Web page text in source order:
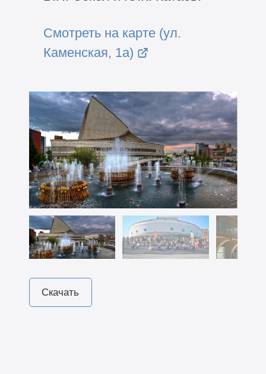
Смотреть на карте (ул.
Каменская, 1а)
Скачать